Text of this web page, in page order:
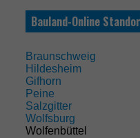
Bauland-Online
Braunschweig
Hildesheim
Gifhorn
Peine
Salzgitter
Wolfsburg
Wolfenbüttel